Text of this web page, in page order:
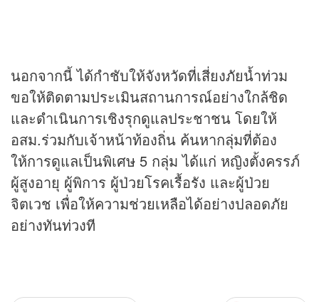
นอกจากนี้ ได้กำชับให้จังหวัดที่เสี่ยงภัยน้ำท่วม
ขอให้ติดตามประเมินสถานการณ์อย่างใกล้ชิด
และดำเนินการเชิงรุกดูแลประชาชน โดยให้
อสม.ร่วมกับเจ้าหน้าท้องถิ่น ค้นหากลุ่มที่ต้อง
ให้การดูแลเป็นพิเศษ 5 กลุ่ม ได้แก่ หญิงตั้งครรภ์
ผู้สูงอายุ ผู้พิการ ผู้ป่วยโรคเรื้อรัง และผู้ป่วย
จิตเวช เพื่อให้ความช่วยเหลือได้อย่างปลอดภัย
อย่างทันท่วงที